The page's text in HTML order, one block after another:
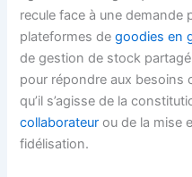
recule face à une demande
plateformes degoodies en
de gestion de stock
pour répondre aux besoins
qu’il s’agisse de la
collaborateur ou de la mise
fidélisation.